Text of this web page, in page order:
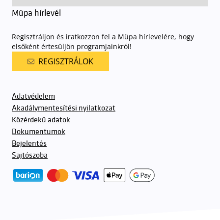
Müpa hírlevél
Regisztráljon és iratkozzon fel a Müpa hírlevelére, hogy
elsőként értesüljön programjainkról!
REGISZTRÁLOK
Adatvédelem
Akadálymentesítési nyilatkozat
Közérdekű adatok
Dokumentumok
Bejelentés
Sajtószoba